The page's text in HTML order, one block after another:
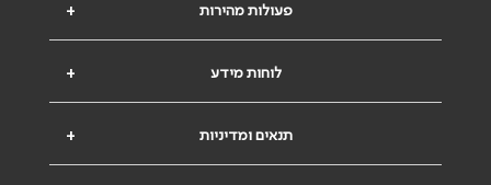
+ פעולות מהירות
+ לוחות מידע
+ תנאים ומדיניות